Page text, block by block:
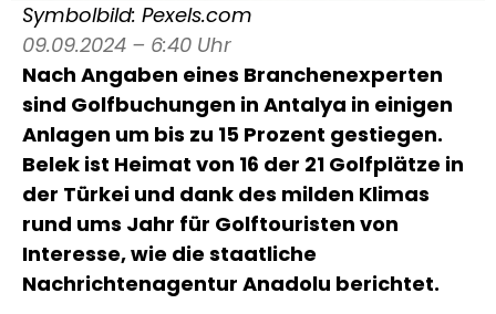
Symbolbild: Pexels.com
09.09.2024 – 6:40 Uhr
Nach Angaben eines Branchenexperten
sind Golfbuchungen in Antalya in einigen
Anlagen um bis zu 15 Prozent gestiegen.
Belek ist Heimat von 16 der 21 Golfplätze in
der Türkei und dank des milden Klimas
rund ums Jahr für Golftouristen von
Interesse, wie die staatliche
Nachrichtenagentur Anadolu berichtet.